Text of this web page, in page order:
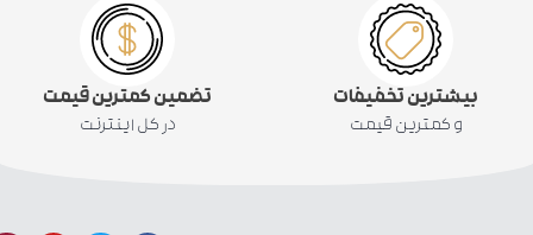
بیشترین تخفیفات
و کمترین قیمت
تضمین کمترین قیمت
در کل اینترنت